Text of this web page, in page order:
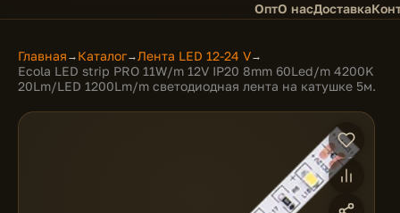
ОптО насДоставка
Главная → Каталог→Лента LED 12-24 V→
Ecola LED strip PRO 11W/m 12V IP20 8mm 60Led/m 4200K
20Lm/LED 1200Lm/m светодиодная лента на катушке 5м.